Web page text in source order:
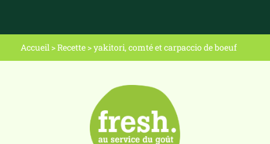
Accueil >Recette>yakitori, comté et carpaccio de boeuf